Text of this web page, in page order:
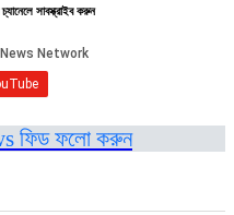
সাবস্ক্রাইব করুন
ফিড ফলো করুন